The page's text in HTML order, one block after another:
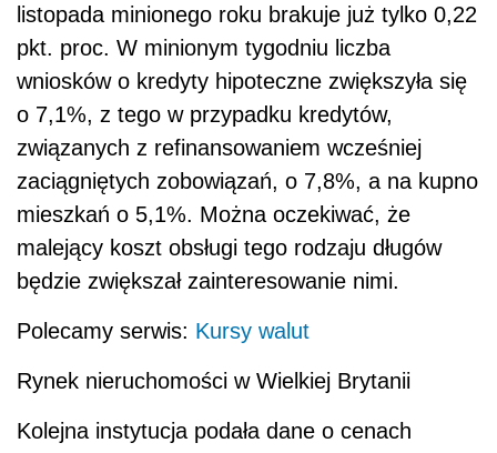
listopada minionego roku brakuje już tylko 0,22
pkt. proc. W minionym tygodniu liczba
wniosków o kredyty hipoteczne zwiększyła się
o 7,1%, z tego w przypadku kredytów,
związanych z refinansowaniem wcześniej
zaciągniętych zobowiązań, o 7,8%, a na kupno
mieszkań o 5,1%. Można oczekiwać, że
malejący koszt obsługi tego rodzaju długów
będzie zwiększał zainteresowanie nimi.
Polecamy serwis: Kursy walut
Rynek nieruchomości w Wielkiej Brytanii
Kolejna instytucja podała dane o cenach